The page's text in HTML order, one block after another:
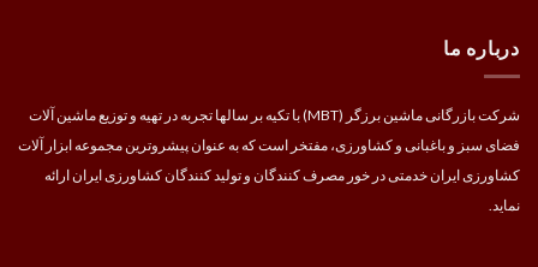
درباره ما
شرکت بازرگانی ماشین برزگر (MBT) با تکیه بر سالها تجربه در تهیه و توزیع ماشین آلات
فضای سبز و باغبانی و کشاورزی، مفتخر است که به عنوان پیشروترین مجموعه ابزار آلات
کشاورزی ایران خدمتی در خور مصرف کنندگان و تولید کنندگان کشاورزی ایران ارائه
نماید.